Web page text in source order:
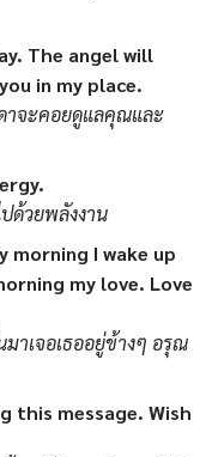
The angel will
in my place.
าจะคอยดูแลคุณและ
ด้วยพลังงาน
morning I wake up
my love. Love
าเจอเธออยู่ข้างๆ อรุณ
this message. Wish